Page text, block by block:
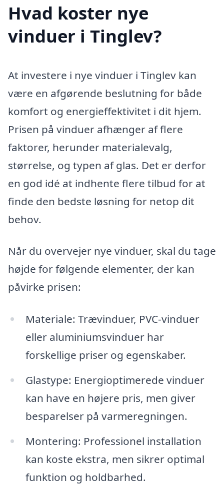
Hvad koster nye
vinduer i Tinglev?
At investere i nye vinduer i Tinglev kan
være en afgørende beslutning for både
komfort og energieffektivitet i dit hjem.
Prisen på vinduer afhænger af flere
faktorer, herunder materialevalg,
størrelse, og typen af glas. Det er derfor
en god idé at indhente flere tilbud for at
finde den bedste løsning for netop dit
behov.
Når du overvejer nye vinduer, skal du tage
højde for følgende elementer, der kan
påvirke prisen:
Materiale: Trævinduer, PVC-vinduer
eller aluminiumsvinduer har
forskellige priser og egenskaber.
Glastype: Energioptimerede vinduer
kan have en højere pris, men giver
besparelser på varmeregningen.
Montering: Professionel installation
kan koste ekstra, men sikrer optimal
funktion og holdbarhed.